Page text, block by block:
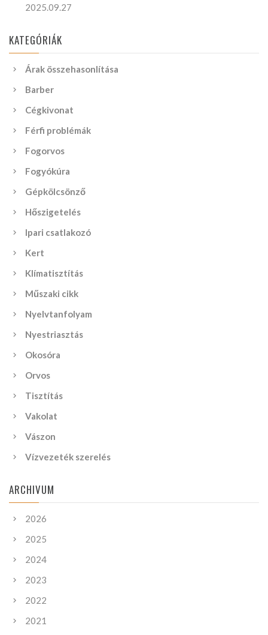
2025.09.27
KATEGÓRIÁK
Árak összehasonlítása
Barber
Cégkivonat
Férfi problémák
Fogorvos
Fogyókúra
Gépkölcsönző
Hőszigetelés
Ipari csatlakozó
Kert
Klímatisztítás
Műszaki cikk
Nyelvtanfolyam
Nyestriasztás
Okosóra
Orvos
Tisztítás
Vakolat
Vászon
Vízvezeték szerelés
ARCHIVUM
2026
2025
2024
2023
2022
2021